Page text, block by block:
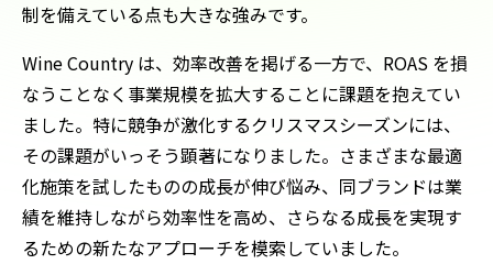
制を備えている点も大きな強みです。
Wine Country は、効率改善を掲げる一方で、ROAS を損
なうことなく事業規模を拡大することに課題を抱えてい
ました。特に競争が激化するクリスマスシーズンには、
その課題がいっそう顕著になりました。さまざまな最適
化施策を試したものの成長が伸び悩み、同ブランドは業
績を維持しながら効率性を高め、さらなる成長を実現す
るための新たなアプローチを模索していました。